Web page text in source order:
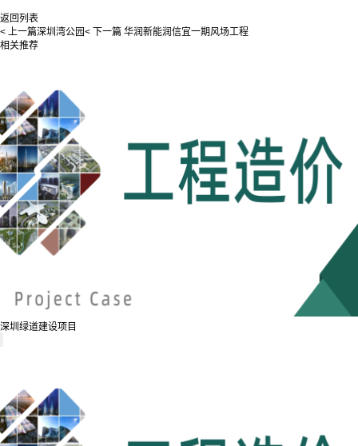
返回列表
< 上一篇深圳湾公园< 下一篇 华润新能润信宜一期风场工程
相关推荐
深圳绿道建设项目